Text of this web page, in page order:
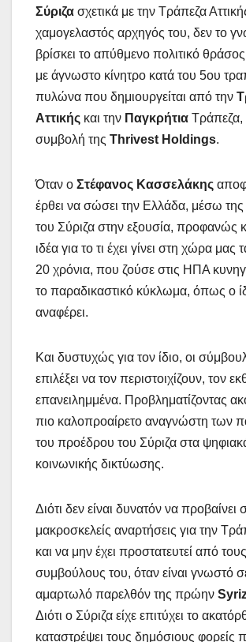
Σύριζα σχετικά με την Τράπεζα
χαμογελαστός αρχηγός του, δεν το
βρίσκει το απύθμενο πολιτικό θράσος
με άγνωστο κίνητρο κατά του 5ου
πυλώνα που δημιουργείται από την
Αττικής και την Παγκρήτια Τράπεζα,
συμβολή της Thrivest Holdings.
Όταν ο Στέφανος Κασσελάκης
έρθει να σώσει την Ελλάδα, μέσω
του Σύριζα στην εξουσία, προφανώς
ιδέα για το τι έχει γίνει στη χώρα μας
20 χρόνια, που ζούσε στις ΗΠΑ
το παραδικαστικό κύκλωμα, όπως ο
αναφέρει.
Και δυστυχώς για τον ίδιο, οι
επιλέξει να τον περιστοιχίζουν, τον
επανειλημμένα. Προβληματίζοντας
πιο καλοπροαίρετο αναγνώστη των
του προέδρου του Σύριζα στα
κοινωνικής δικτύωσης.
Διότι δεν είναι δυνατόν να προβαίνει
μακροσκελείς αναρτήσεις για την
και να μην έχει προστατευτεί από τους
συμβούλους του, όταν είναι γνωστό
αμαρτωλό παρελθόν της πρώην
Διότι ο Σύριζα είχε επιτύχει το
καταστρέψει τους δημόσιους φορείς